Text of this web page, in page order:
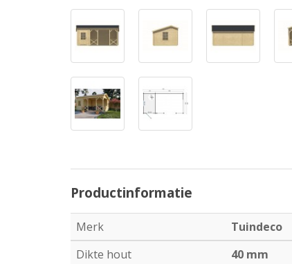
Productinformatie
Merk
Tuindeco
Dikte hout
40 mm